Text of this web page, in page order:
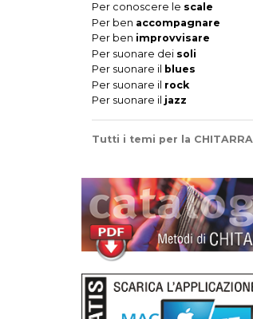
Per conoscere le scale
Per ben accompagnare
Per ben improvvisare
Per suonare dei soli
Per suonare il blues
Per suonare il rock
Per suonare il jazz
Tutti i temi per la CHITARRA